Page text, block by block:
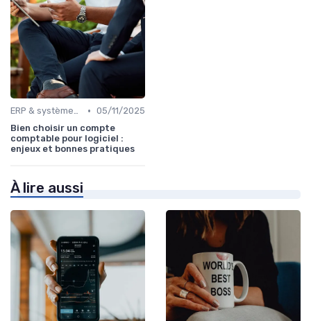
ERP & systèmes financiers • 05/11/2025
Bien choisir un compte
comptable pour logiciel :
enjeux et bonnes pratiques
À lire aussi